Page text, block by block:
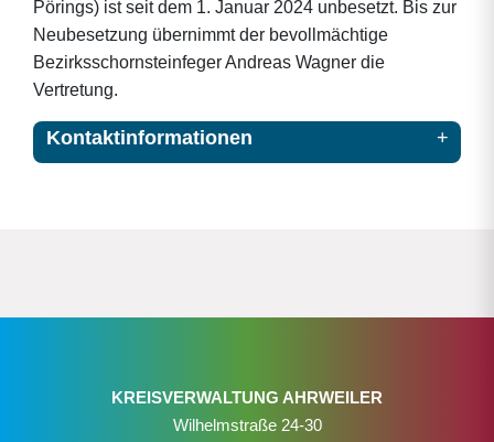
Pörings) ist seit dem 1. Januar 2024 unbesetzt. Bis zur
Neubesetzung übernimmt der bevollmächtige
Bezirksschornsteinfeger Andreas Wagner die
Vertretung.
Kontaktinformationen
KREISVERWALTUNG AHRWEILER
Wilhelmstraße 24-30